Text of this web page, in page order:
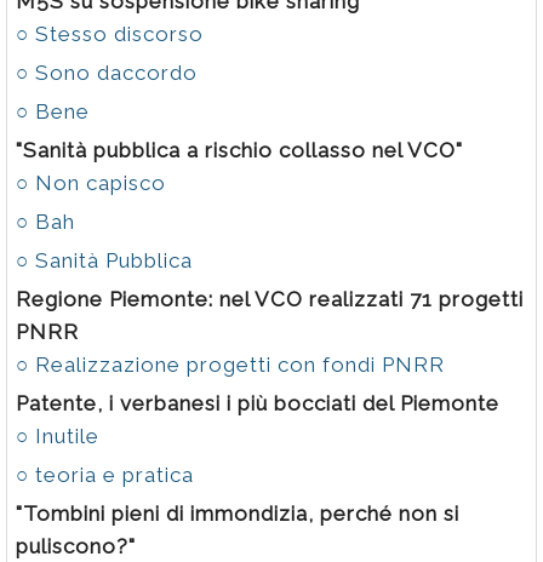
○ Stesso discorso
○ Sono daccordo
○ Bene
"Sanità pubblica a rischio collasso nel VCO"
○ Non capisco
○ Bah
○ Sanità Pubblica
Regione Piemonte: nel VCO realizzati 71 progetti
PNRR
○ Realizzazione progetti con fondi PNRR
Patente, i verbanesi i più bocciati del Piemonte
○ Inutile
○ teoria e pratica
"Tombini pieni di immondizia, perché non si
puliscono?"